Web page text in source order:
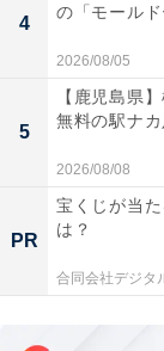
4
の「モール
2026/08/05
5
【鹿児島県
無料の駅ナ
2026/08/08
PR
宝くじが当
は？
合同会社デジタ